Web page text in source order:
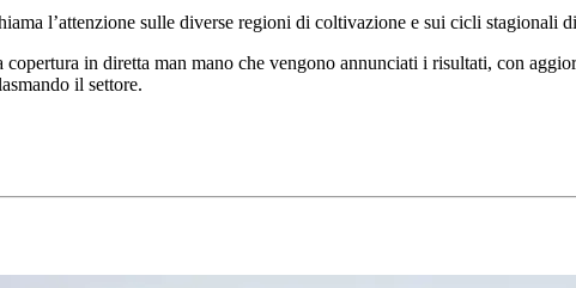
l’attenzione sulle diverse regioni di col­tivazione e sui cicli
in diretta man mano che vengono annunciati i risultati, con
il settore.